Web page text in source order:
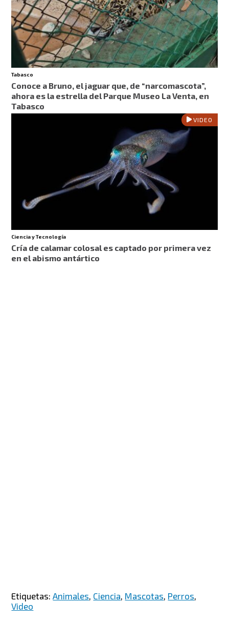
Tabasco
Conoce a Bruno, el jaguar que, de “narcomascota”,
ahora es la estrella del Parque Museo La Venta, en
Tabasco
VIDEO
Ciencia y Tecnología
Cría de calamar colosal es captado por primera vez
en el abismo antártico
Etiquetas:Animales Ciencia Mascotas Perros
Video